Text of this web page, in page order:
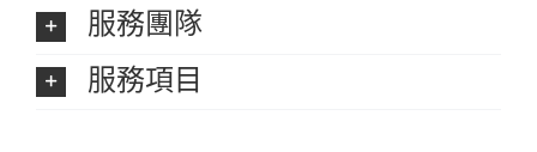
服務團隊
服務項目